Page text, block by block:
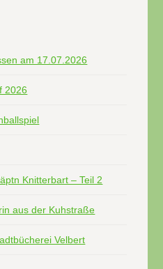
am 17.07.2026
2026
Knitterbart – Teil 2
aus der Kuhstraße
Velbert